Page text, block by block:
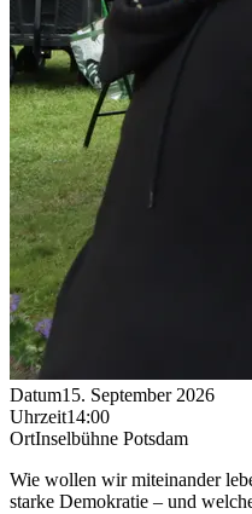
Datum15. September 2026
Uhrzeit14:00
OrtInselbühne Potsdam
Wie wollen wir miteinander
starke Demokratie – und